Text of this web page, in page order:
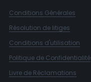
Conditions Générales
Résolution de litiges
Conditions d'utilisation
Politique de Confidentialité
Livre de Réclamations